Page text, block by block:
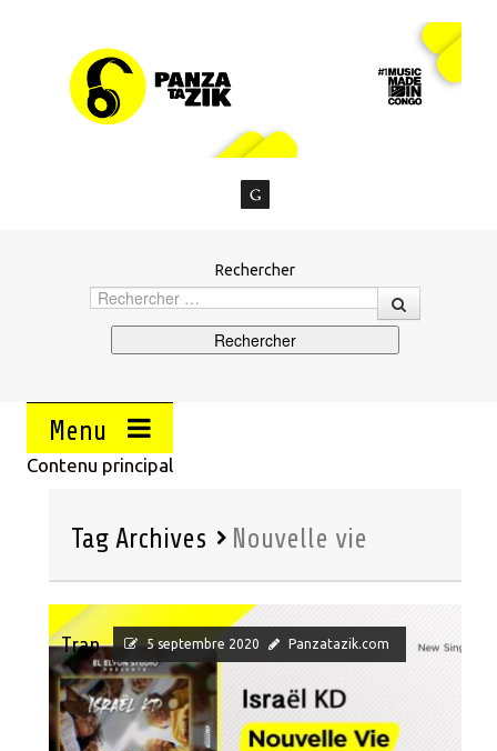
Rechercher
Menu
Contenu principal
Tag Archives Nouvelle vie
Trap 5 septembre 2020 Panzatazik.com